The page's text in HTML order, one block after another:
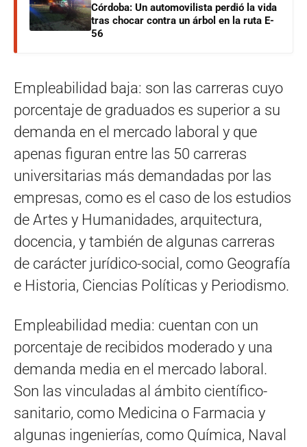
Córdoba: Un automovilista perdió la vida
tras chocar contra un árbol en la ruta E-
56
Empleabilidad baja: son las carreras cuyo
porcentaje de graduados es superior a su
demanda en el mercado laboral y que
apenas figuran entre las 50 carreras
universitarias más demandadas por las
empresas, como es el caso de los estudios
de Artes y Humanidades, arquitectura,
docencia, y también de algunas carreras
de carácter jurídico-social, como Geografía
e Historia, Ciencias Políticas y Periodismo.
Empleabilidad media: cuentan con un
porcentaje de recibidos moderado y una
demanda media en el mercado laboral.
Son las vinculadas al ámbito científico-
sanitario, como Medicina o Farmacia y
algunas ingenierías, como Química, Naval